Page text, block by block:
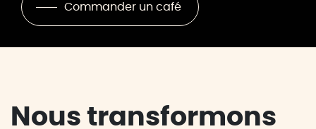
Commander un café
Nous transformons